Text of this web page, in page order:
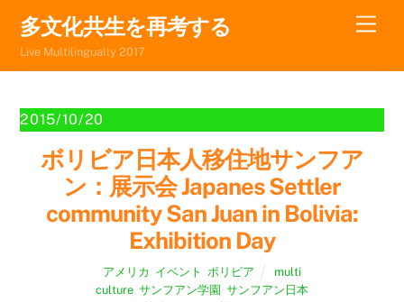
content
多文化共生を再考する
Live Multilingually 2017
2015/10/20
ボリビア日本人移住地サンフア
ン：展示会 Japanes Settler
community San Juan in Bolivia:
Exhibition Day
アメリカ イベント ボリビア
multi
culture サンフアン学園 サンフアン日本